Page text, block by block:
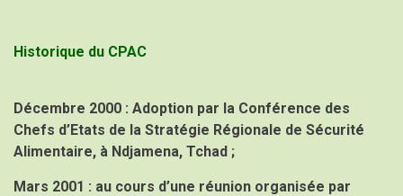
Historique du CPAC
Décembre 2000 : Adoption par la Conférence des
Chefs d’Etats de la Stratégie Régionale de Sécurité
Alimentaire, à Ndjamena, Tchad ;
Mars 2001 : au cours d’une réunion organisée par